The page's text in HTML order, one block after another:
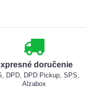
doručenie
DPD, DPD Pickup, SPS,
Alzabox